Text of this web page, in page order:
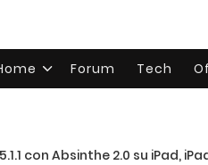
Forum Tech
con Absinthe 2.0 su iPad,